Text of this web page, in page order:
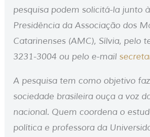
pesquisa podem solicitá-la junto
Presidência da Associação dos
Catarinenses (AMC), Sílvia, pelo
3231-3004 ou pelo e-mail
A pesquisa tem como objetivo
sociedade brasileira ouça a voz
nacional. Quem coordena o
política e professora da